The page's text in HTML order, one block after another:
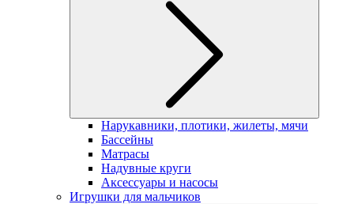
Нарукавники, плотики, жилеты, мячи
Бассейны
Матрасы
Надувные круги
Аксессуары и насосы
Игрушки для мальчиков